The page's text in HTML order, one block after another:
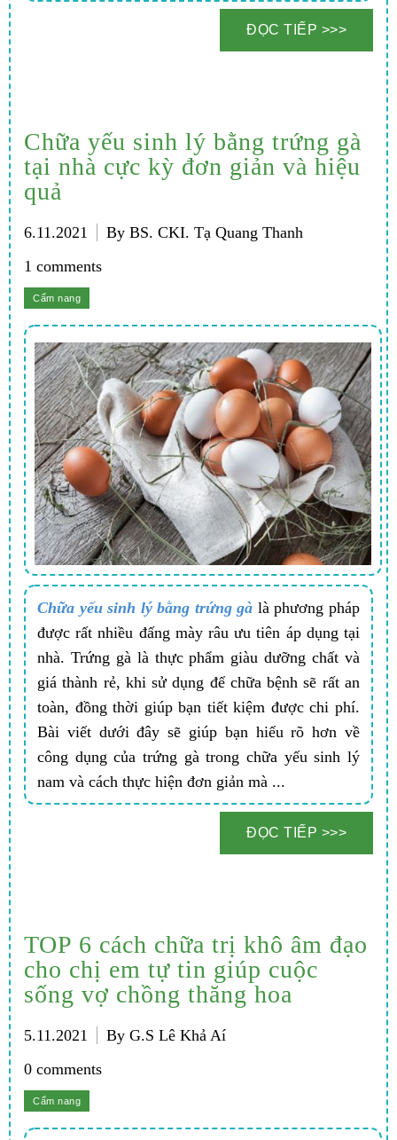
Chữa yếu sinh lý bằng trứng gà
tại nhà cực kỳ đơn giản và hiệu
quả
6.11.2021
By BS. CKI. Tạ Quang Thanh
1 comments
Chữa yếu sinh lý bằng trứng gà là phương pháp
được rất nhiều đấng mày râu ưu tiên áp dụng tại
nhà. Trứng gà là thực phẩm giàu dưỡng chất và
giá thành rẻ, khi sử dụng để chữa bệnh sẽ rất an
toàn, đồng thời giúp bạn tiết kiệm được chi phí.
Bài viết dưới đây sẽ giúp bạn hiểu rõ hơn về
công dụng của trứng gà trong chữa yếu sinh lý
nam và cách thực hiện đơn giản mà ...
TOP 6 cách chữa trị khô âm đạo
cho chị em tự tin giúp cuộc
sống vợ chồng thăng hoa
5.11.2021
By G.S Lê Khả Aí
0 comments